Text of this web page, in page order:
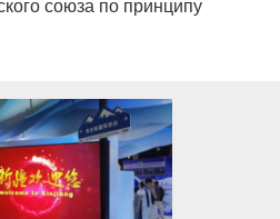
союза по принципу